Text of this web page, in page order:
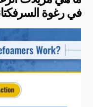
في رغوة